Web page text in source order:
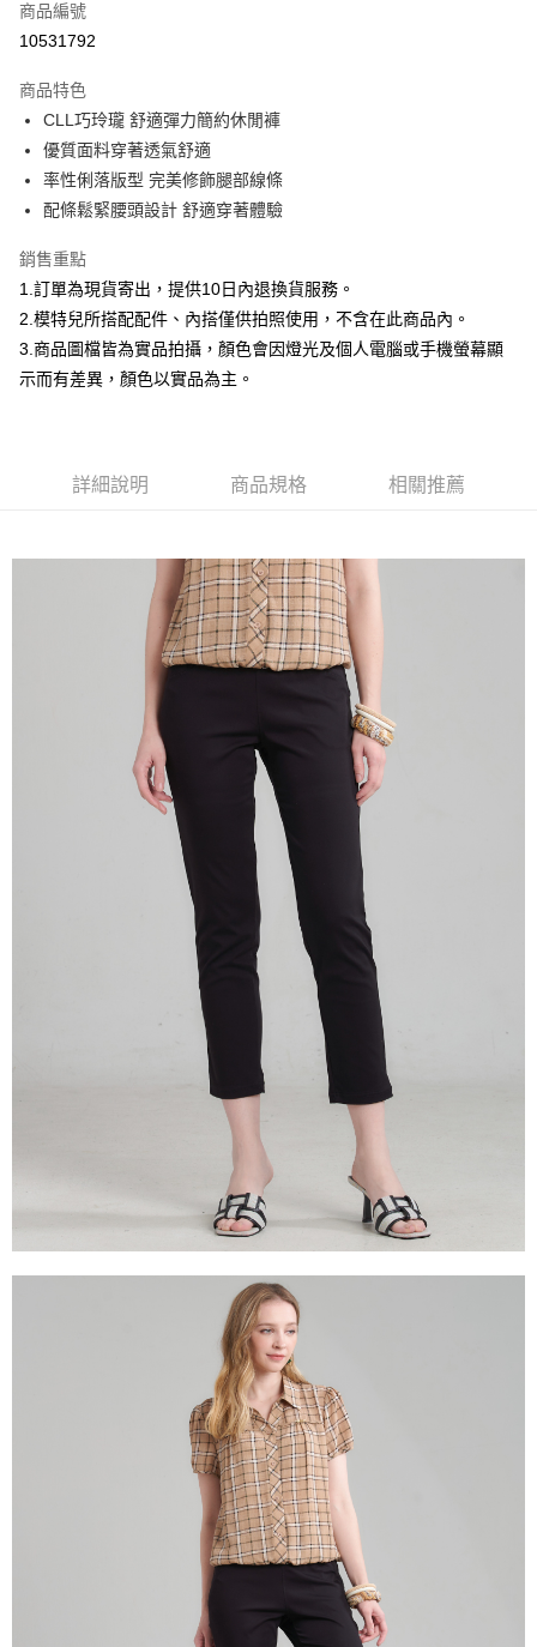
信用卡分期付款
合作金庫商業銀行
華南商業銀行
上海商業儲蓄銀行
國泰世華商業銀行
臺灣中小企業銀行
聯邦商業銀行
元大商業銀行
永豐商業銀行
台新國際商業銀行
中國信託商業銀行
台灣樂天信用卡公司
超商取貨付款
LINE Pay
Apple Pay
悠遊付
Google Pay
全盈+PAY
【大哥付你分期使用說明】
1.本服務由台灣大哥大提供，台灣大哥大用戶可立即使用無須另外申請。
成交易。
3.實際核准額度、可分期數及費用金額請依後續交易確認頁面所載為準。
4.訂單成立30分鐘內，如未前往確認交易或遇審核未通過，訂單將自動取
消。如遇「轉專審核」未通過狀況，表示未達大哥付你分期系統評分，恕無
1.分期款項不併入電信帳單，「大哥付你分期」於每月結算日後寄送繳費提
2.透過簡訊連結打開帳單後，可選擇「超商條碼／台灣大直營門市／銀行轉
帳／街口支付／iPASS MONEY」等通路繳費。
1.本服務係由「台灣大哥大股份有限公司」（以下簡稱本公司）所提供，讓
用戶於交易時，得透過本服務購買商品或服務，並由商店將買賣／分期付款
買賣價金債權讓與本公司後，依約使用本公司帳單繳交帳款。
2.基於同意付款使用「大哥付你分期」之契約關係目的，商店將以您的個人
資料（包含姓名、電話或地址）提供予台灣大哥大進項蒐集、處理及利用，
由本公司與您本人進行分期帳單所需資料之確認、核對及更正。
3.完整用戶服務條款，請詳閱以下連結：
https://oppay.tw/userRule
AFTEE先享後付
AFTEE先享後付是「在收到商品之後才付款」的支付方式。 讓您購物簡單
１．簡單：不需註冊會員、不需綁卡、不需儲值。
２．便利：只要手機號碼，簡訊認證，即可結帳。
３．安心：先確認商品／服務後，再付款。
【「AFTEE先享後付」結帳流程】
１．於結帳方式選擇「AFTEE先享後付」後，將跳轉至「AFTEE先享後付」
結帳頁面，進行簡訊認證並確認金額後，即可完成結帳。
２．訂單成立數日內，您將收到繳費通知簡訊。
３．收到繳費通知簡訊後14天內，點擊此簡訊中的連結，可透過四大超商／
ATM／網路銀行／等多元方式進行付款，方視為交易完成。
※ 請注意：結帳手續完成當下不需立刻繳費，但若您需要取消訂單，請聯絡
購買商品的店家。未經商家同意取消之訂單仍視為有效，需透過AFTEE先享
※ 交易是否成功請以「AFTEE先享後付 」之結帳頁面顯示為準，若有關於
是否繳費成功／繳費後需取消欲退款等相關疑問，請聯繫「AFTEE先享後付
https://netprotections.freshdesk.com/support/home
１．透過由恩沛科技股份有限公司提供之「AFTEE先享後付」服務完成之交
易，需依本服務之必要範圍內提供個人資料，並將交易相關給付款項請求債
權轉讓予恩沛科技股份有限公司。
２．關於個人資料處理事宜，請瀏覽以下網址：
https://aftee.tw/terms/#terms3
３．未成年的使用者請事先徵得法定代理人或監護人之同意方可使用
「AFTEE先享後付」，若未經同意申辦者引起之損失，本公司不負相關責
４．使用「AFTEE先享後付」時，將依據個別帳號之用戶狀況，依本公司即
時審查核予不同之上限額度；若仍有額度不足之情形，本公司將視審查結果
５．嚴禁一人註冊多個帳號或使用他人資訊註冊。若發現惡意使用之情形，
每筆NT$120，滿NT$2,000(含以上)免運費
每筆NT$120，滿NT$2,000(含以上)免運費
每筆NT$120，滿NT$2,000(含以上)免運費
商品編號
10531792
商品特色
CLL巧玲瓏 舒適彈力簡約休閒褲
優質面料穿著透氣舒適
率性俐落版型 完美修飾腿部線條
配條鬆緊腰頭設計 舒適穿著體驗
銷售重點
1.訂單為現貨寄出，提供10日內退換貨服務。
2.模特兒所搭配配件、內搭僅供拍照使用，不含在此商品內。
3.商品圖檔皆為實品拍攝，顏色會因燈光及個人電腦或手機螢幕顯
示而有差異，顏色以實品為主。
詳細說明 商品規格 相關推薦